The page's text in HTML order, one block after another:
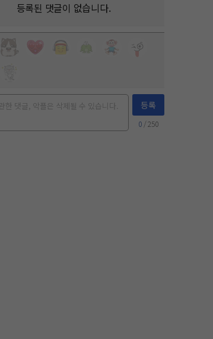
등록된 댓글이 없습니다.
등록
0 / 250